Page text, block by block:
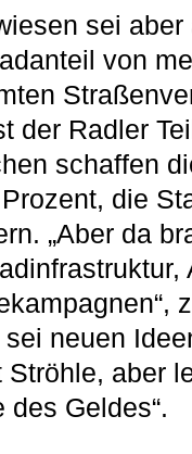
sei
von
der Radler
schaffen
die
„Aber da
sei neuen
Ströhle, aber
des Geldes“.